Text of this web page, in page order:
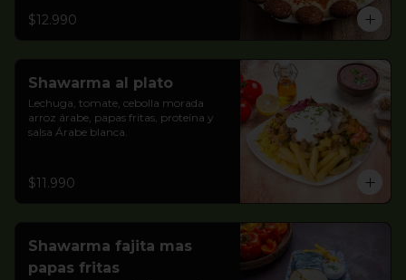
$12.990
Shawarma al plato
Lechuga, tomate, cebolla morada
arroz árabe, papas fritas, proteína y
salsa Árabe blanca.
$11.990
Shawarma fajita mas
papas fritas